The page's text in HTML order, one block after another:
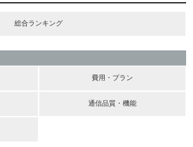
総合ランキング
費用・プラン
通信品質・機能